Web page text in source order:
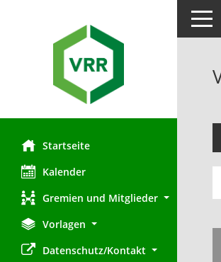
Startseite
Kalender
Gremien und Mitglieder
Vorlagen
Datenschutz/Kontakt